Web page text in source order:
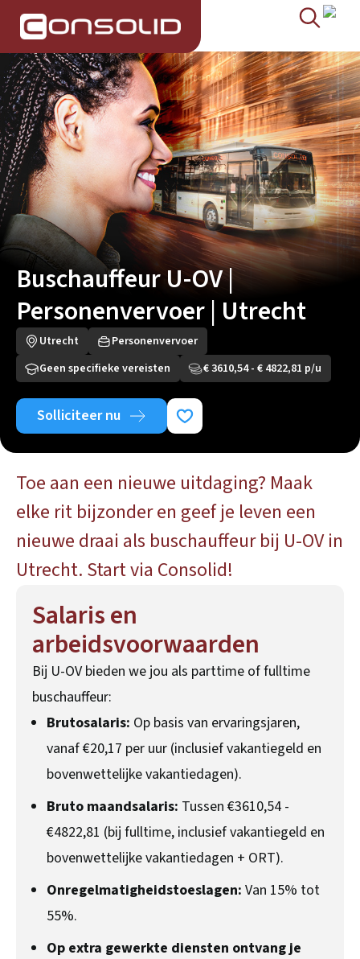
Buschauffeur U-OV |
Personenvervoer | Utrecht
Utrecht
Personenvervoer
Geen specifieke vereisten
€ 3610,54 - € 4822,81 p/u
Solliciteer nu
Toe aan een nieuwe uitdaging? Maak
elke rit bijzonder en geef je leven een
nieuwe draai als buschauffeur bij U-OV in
Utrecht. Start via Consolid!
Salaris en
arbeidsvoorwaarden
Bij U-OV bieden we jou als parttime of fulltime
buschauffeur:
Brutosalaris: Op basis van ervaringsjaren,
vanaf €20,17 per uur (inclusief vakantiegeld en
bovenwettelijke vakantiedagen).
Bruto maandsalaris: Tussen €3610,54 -
€4822,81 (bij fulltime, inclusief vakantiegeld en
bovenwettelijke vakantiedagen + ORT).
Onregelmatigheidstoeslagen: Van 15% tot
55%.
Op extra gewerkte diensten ontvang je